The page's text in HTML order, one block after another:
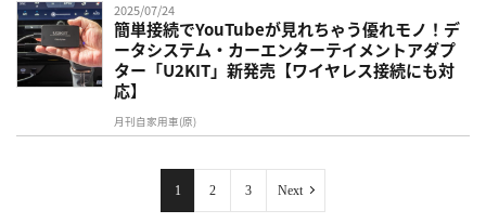
2025/07/24
簡単接続でYouTubeが見れちゃう優れモノ！デ
ータシステム・カーエンターテイメントアダプ
ター「U2KIT」新発売【ワイヤレス接続にも対
応】
月刊自家用車(原)
1 2 3 Next